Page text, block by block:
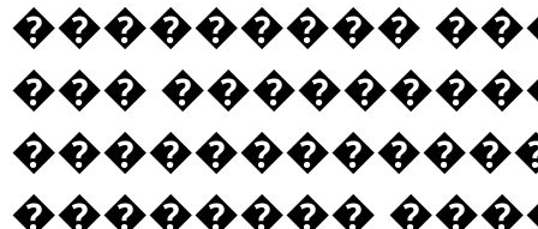
���������
���
��������